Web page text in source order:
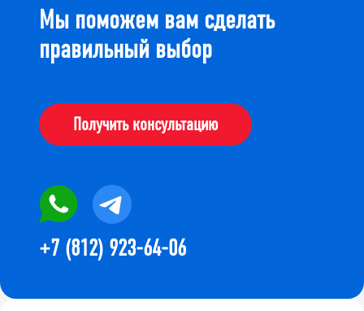
Мы поможем вам сделать
правильный выбор
Получить консультацию
+7 (812) 923-64-06